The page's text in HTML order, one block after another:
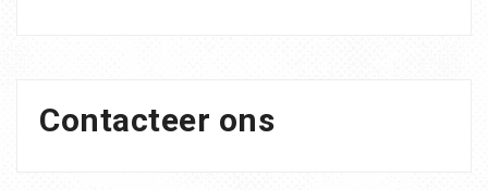
Contacteer ons